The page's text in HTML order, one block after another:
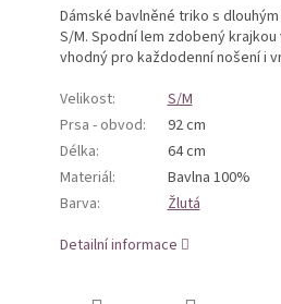
Dámské bavlněné triko s
S/M. Spodní lem zdobený
vhodný pro každodenní nošení i
Velikost:
S/M
Prsa - obvod:
92 cm
Délka:
64 cm
Materiál:
Bavlna 100%
Barva:
Žlutá
Detailní informace